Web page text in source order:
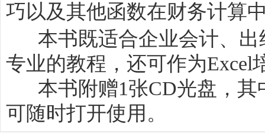
巧以及其他函数在财务计算
本书既适合企业会计、出
专业的教程，还可作为Excel
本书附赠1张CD光盘，其
可随时打开使用。